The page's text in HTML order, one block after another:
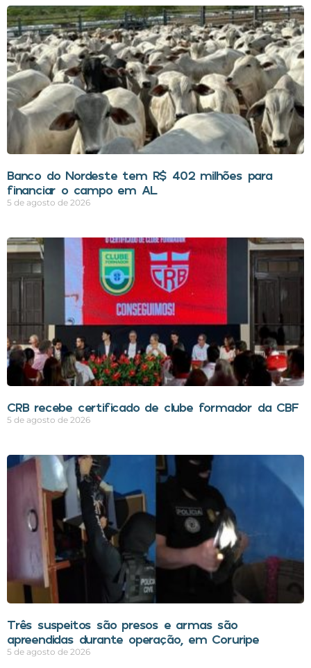
Banco do Nordeste tem R$ 402 milhões para
financiar o campo em AL
5 de agosto de 2026
CRB recebe certificado de clube formador da CBF
5 de agosto de 2026
Três suspeitos são presos e armas são
apreendidas durante operação, em Coruripe
5 de agosto de 2026